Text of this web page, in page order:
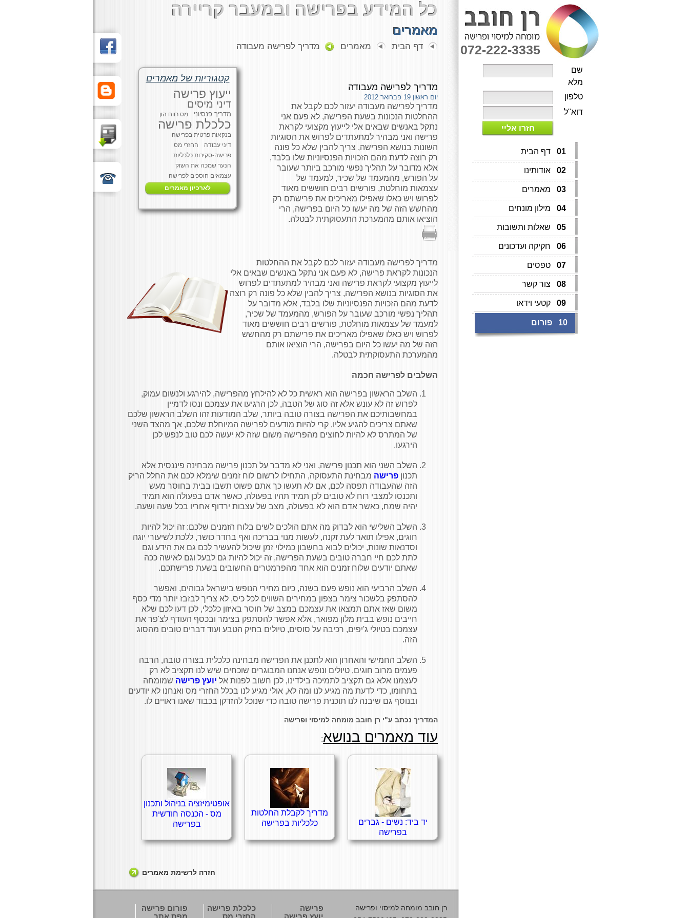
072-222-3335
שם
מלא
טלפון
דוא"ל
חזרו אליי
01 דף הבית
02 אודותינו
03 מאמרים
04 מילון מונחים
05 שאלות ותשובות
06 חקיקה ועדכונים
07 טפסים
08 צור קשר
09 קטעי וידאו
10 פורום
כל המידע בפרישה ובמעבר קריירה
מאמרים
דף הבית מאמרים מדריך לפרישה מעבודה
מדריך לפרישה מעבודה
יום ראשון 19 פברואר 2012
מדריך לפרישה מעבודה יעזור לכם לקבל את
ההחלטות הנכונות בשעת הפרישה, לא פעם אני
נתקל באנשים שבאים אלי לייעוץ מקצועי לקראת
פרישה ואני מבהיר למתעתדים לפרוש את הסוגיות
השונות בנושא הפרישה, צריך להבין שלא כל פונה
רק רוצה לדעת מהם הזכויות הפנסיוניות שלו בלבד,
אלא מדובר על תהליך נפשי מורכב ביותר שעובר
על הפורש, מהמעמד של שכיר, למעמד של
עצמאות מוחלטת, פורשים רבים חוששים מאוד
לפרוש ויש כאלו שאפילו מאריכים את פרישתם רק
מהחשש הזה של מה יעשו כל היום בפרישה, הרי
הוציאו אותם מהמערכת התעסוקתית לבטלה.
קטגוריות של מאמרים
ייעוץ פרישה
דיני מיסים
מדריך פנסיוני מס רווח הון
כלכלת פרישה
בנקאות פרטית בפרישה
דיני עבודה
החזרי מס
פרישה-סקירות כלכליות
הנער שמכה את השוק
עצמאים חוסכים לפרישה
לארכיון מאמרים
מדריך לפרישה מעבודה יעזור לכם לקבל את ההחלטות
הנכונות לקראת פרישה, לא פעם אני נתקל באנשים שבאים אלי
לייעוץ מקצועי לקראת פרישה ואני מבהיר למתעתדים לפרוש
את הסוגיות בנושא הפרישה, צריך להבין שלא כל פונה רק רוצה
לדעת מהם הזכויות הפנסיוניות שלו בלבד, אלא מדובר על
תהליך נפשי מורכב שעובר על הפורש, מהמעמד של שכיר,
למעמד של עצמאות מוחלטת, פורשים רבים חוששים מאוד
לפרוש ויש כאלו שאפילו מאריכים את פרישתם רק מהחשש
הזה של מה יעשו כל היום בפרישה, הרי הוציאו אותם
מהמערכת התעסוקתית לבטלה.
השלבים לפרישה חכמה
השלב הראשון בפרישה הוא ראשית כל לא להילחץ מהפרישה, להירגע ולנשום עמוק,
לפרוש זה לא עונש אלא זה סוג של הטבה, לכן הרגיעו את עצמכם ונסו לדמיין
במחשבותיכם את הפרישה בצורה טובה ביותר, שלב המודעות זהו השלב הראשון שלכם
שאתם צריכים להגיע אליו, קרי להיות מודעים לפרישה המיוחלת שלכם, אך מהצד השני
של המתרס לא להיות לחוצים מהפרישה משום שזה לא יעשה לכם טוב לנפש לכן
הירגעו.
השלב השני הוא תכנון פרישה, ואני לא מדבר על תכנון פרישה מבחינה פיננסית אלא
תכנון פרישה מבחינת התעסוקה, התחילו לרשום לוח זמנים שימלא לכם את החלל הריק
הזה שהעבודה תפסה לכם, אם לא תעשו כך אתם פשוט תשבו בבית בחוסר מעש
ותכנסו למצבי רוח לא טובים לכן תמיד תהיו בפעולה, כאשר אדם בפעולה הוא תמיד
יהיה שמח, כאשר אדם הוא לא בפעולה, מצב של עצבות ירדוף אחריו בכל שעה ושעה.
השלב השלישי הוא לבדוק מה אתם הולכים לשים בלוח הזמנים שלכם: זה יכול להיות
חוגים, אפילו תואר לעת זקנה, לעשות מנוי בבריכה ואף בחדר כושר, ללכת לשיעורי יוגה
וסדנאות שונות, יכולים לבוא בחשבון כמילוי זמן שיכול להעשיר לכם גם את הידע וגם
לתת לכם חיי חברה טובים בשעת הפרישה, זה יכול להיות גם לבעל וגם לאישה ככה
שאתם יודעים שלוח זמנים הוא אחד מהפרמטרים החשובים בשעת פרישתכם.
השלב הרביעי הוא נופש פעם בשנה, כיום מחירי הנופש בישראל גבוהים, ואפשר
להסתפק בלשכור צימר בצפון במחירים השווים לכל כיס, לא צריך לבזבז יותר מדי כסף
משום שאז אתם תמצאו את עצמכם במצב של חוסר באיזון כלכלי, לכן דעו לכם שלא
חייבים נופש בבית מלון מפואר, אלא אפשר להסתפק בצימר ובכסף העודף לצ'פר את
עצמכם בטיולי ג'יפים, רכיבה על סוסים, טיולים בחיק הטבע ועוד דברים טובים מהסוג
הזה.
השלב החמישי והאחרון הוא לתכנן את הפרישה מבחינה כלכלית בצורה טובה, הרבה
פעמים מרוב חוגים, טיולים ונופש אנחנו המבוגרים שוכחים שיש לנו תקציב לא רק
לעצמנו אלא גם תקציב לתמיכה בילדינו, לכן חשוב לפנות אל יועץ פרישה שמומחה
בתחומו, כדי לדעת מה מגיע לנו ומה לא, אולי מגיע לנו בכלל החזרי מס ואנחנו לא יודעים
ובנוסף גם שיבנה לנו תוכנית פרישה טובה כדי שנוכל להזדקן בכבוד שאנו ראויים לו.
המדריך נכתב ע"י רן חובב מומחה למיסוי ופרישה
עוד מאמרים בנושא:
יד ביד: נשים - גברים
בפרישה
מדריך לקבלת החלטות
כלכליות בפרישה
אופטימיזציה בניהול ותכנון
מס - הכנסה חודשית
בפרישה
חזרה לרשימת מאמרים
רן חובב מומחה למיסוי ופרישה
פרישה
יועץ פרישה
כלכלת פרישה
החזרי מס
פורום פרישה
מפת אתר